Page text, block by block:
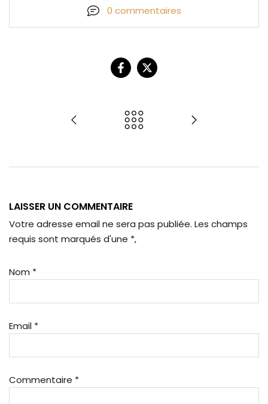
0 commentaires
LAISSER UN COMMENTAIRE
Votre adresse email ne sera pas publiée. Les champs
requis sont marqués d'une *,
Nom *
Email *
Commentaire *